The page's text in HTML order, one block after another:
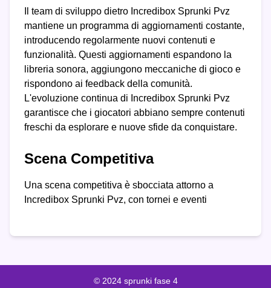
Il team di sviluppo dietro Incredibox Sprunki Pvz
mantiene un programma di aggiornamenti costante,
introducendo regolarmente nuovi contenuti e
funzionalità. Questi aggiornamenti espandono la
libreria sonora, aggiungono meccaniche di gioco e
rispondono ai feedback della comunità.
L'evoluzione continua di Incredibox Sprunki Pvz
garantisce che i giocatori abbiano sempre contenuti
freschi da esplorare e nuove sfide da conquistare.
Scena Competitiva
Una scena competitiva è sbocciata attorno a
Incredibox Sprunki Pvz, con tornei e eventi
© 2024 sprunki fase 4